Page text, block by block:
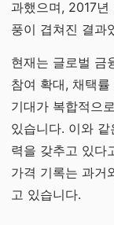
과했으며, 2017
풍이 겹쳐진 결과
현재는 글로벌 금
참여 확대, 채택
기대가 복합적으
있습니다. 이와
력을 갖추고 있다
가격 기록는 과거
고 있습니다.